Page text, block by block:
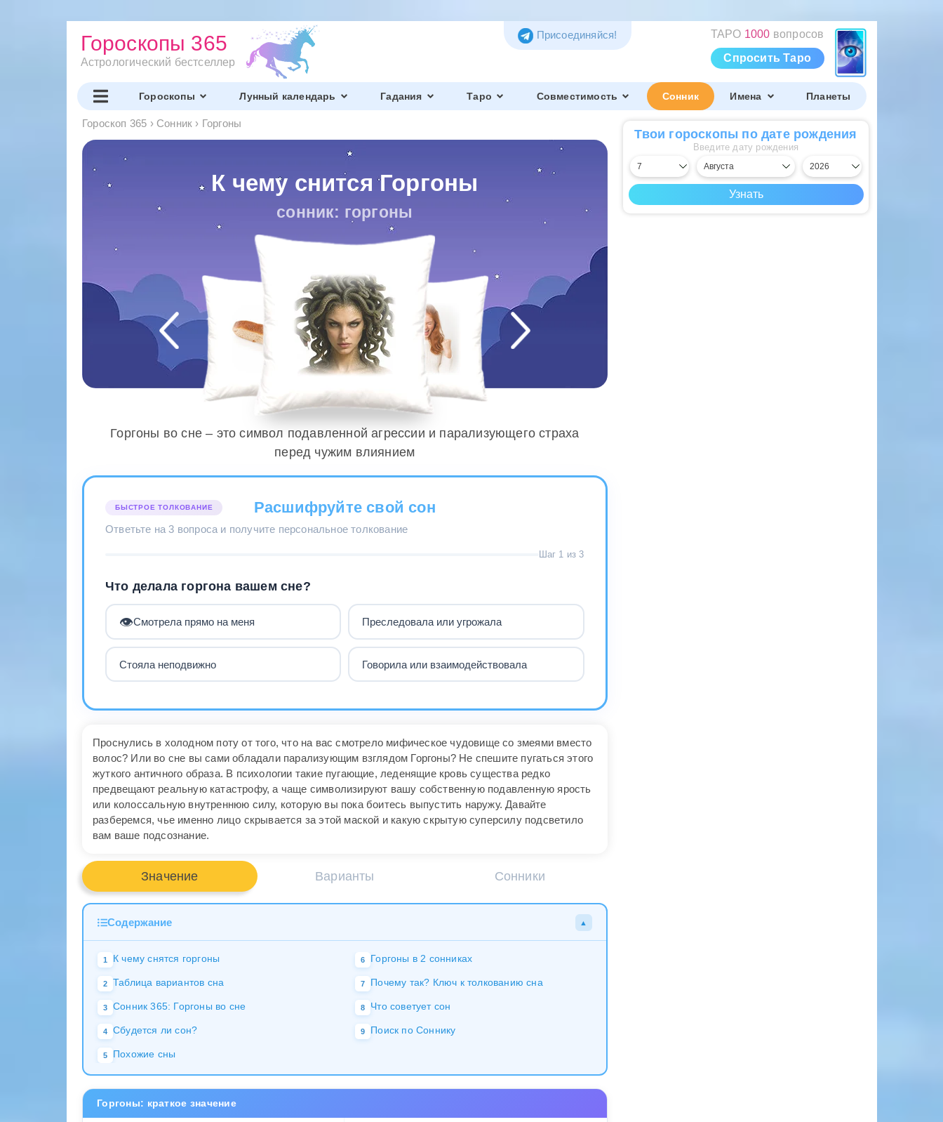
Гороскопы 365
Астрологический бестселлер
ТАРО 1000 вопросов
Спросить Таро
Присоединяйся!
Гороскопы Лунный календарь Гадания Таро Совместимость Сонник Имена Планеты
Гороскоп 365 › Сонник › Горгоны
К чему снится Горгоны
сонник: горгоны
Горгоны во сне – это символ подавленной агрессии и парализующего страха
перед чужим влиянием
БЫСТРОЕ ТОЛКОВАНИЕ Расшифруйте свой сон
Ответьте на 3 вопроса и получите персональное толкование
Шаг 1 из 3
Что делала горгона вашем сне?
👁️Смотрела прямо на меня Преследовала или угрожала
Стояла неподвижно Говорила или взаимодействовала
Проснулись в холодном поту от того, что на вас смотрело мифическое чудовище со змеями вместо
волос? Или во сне вы сами обладали парализующим взглядом Горгоны? Не спешите пугаться этого
жуткого античного образа. В психологии такие пугающие, леденящие кровь существа редко
предвещают реальную катастрофу, а чаще символизируют вашу собственную подавленную ярость
или колоссальную внутреннюю силу, которую вы пока боитесь выпустить наружу. Давайте
разберемся, чье именно лицо скрывается за этой маской и какую скрытую суперсилу подсветило
вам ваше подсознание.
Значение Варианты Сонники
Содержание ▲
1 К чему снятся горгоны
2 Таблица вариантов сна
3 Сонник 365: Горгоны во сне
4 Сбудется ли сон?
5 Похожие сны
6 Горгоны в 2 сонниках
7 Почему так? Ключ к толкованию сна
8 Что советует сон
9 Поиск по Соннику
Горгоны: краткое значение
Твои гороскопы по дате рождения
Введите дату рождения